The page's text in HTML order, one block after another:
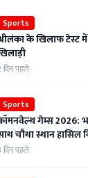
Sports
के खिलाफ टेस्ट
दिन पहले
Sports
गेम्स 2026:
चौथा स्थान हासिल
दिन पहले